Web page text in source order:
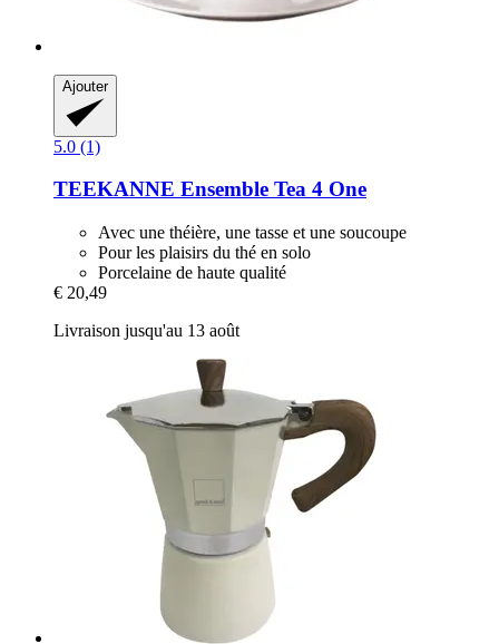
Ajouter
5.0 (1)
TEEKANNE Ensemble Tea 4 One
Avec une théière, une tasse et une soucoupe
Pour les plaisirs du thé en solo
Porcelaine de haute qualité
€ 20,49
Livraison jusqu'au 13 août